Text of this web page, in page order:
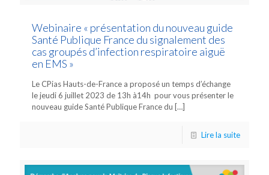
Webinaire « présentation du nouveau guide
Santé Publique France du signalement des
cas groupés d’infection respiratoire aiguë
en EMS »
Le CPias Hauts-de-France a proposé un temps d’échange
le jeudi 6 juillet 2023 de 13h à14h pour vous présenter le
nouveau guide Santé Publique France du […]
Lire la suite